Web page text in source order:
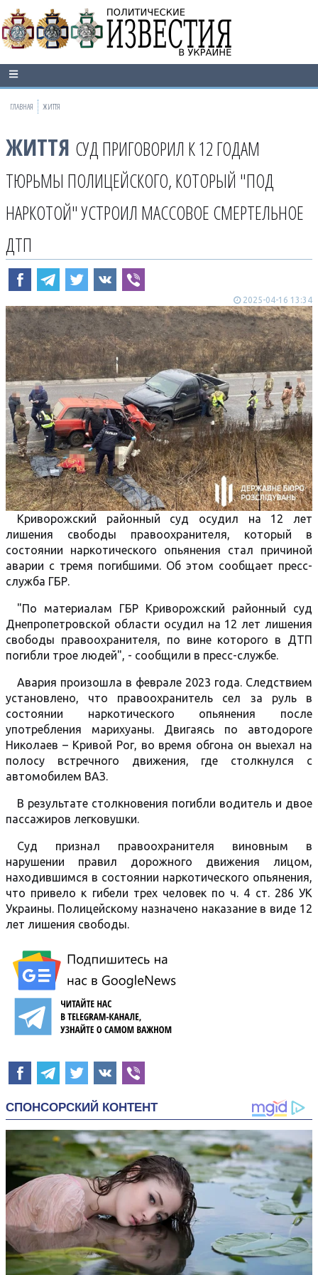
ГЛАВНАЯ ЖИТТЯ
ЖИТТЯ СУД ПРИГОВОРИЛ К 12 ГОДАМ
ТЮРЬМЫ ПОЛИЦЕЙСКОГО, КОТОРЫЙ "ПОД
НАРКОТОЙ" УСТРОИЛ МАССОВОЕ СМЕРТЕЛЬНОЕ
ДТП
2025-04-16 13:34
Криворожский районный суд осудил на 12 лет
лишения свободы правоохранителя, который в
состоянии наркотического опьянения стал причиной
аварии с тремя погибшими. Об этом сообщает пресс-
служба ГБР.
"По материалам ГБР Криворожский районный суд
Днепропетровской области осудил на 12 лет лишения
свободы правоохранителя, по вине которого в ДТП
погибли трое людей", - сообщили в пресс-службе.
Авария произошла в феврале 2023 года. Следствием
установлено, что правоохранитель сел за руль в
состоянии наркотического опьянения после
употребления марихуаны. Двигаясь по автодороге
Николаев – Кривой Рог, во время обгона он выехал на
полосу встречного движения, где столкнулся с
автомобилем ВАЗ.
В результате столкновения погибли водитель и двое
пассажиров легковушки.
Суд признал правоохранителя виновным в
нарушении правил дорожного движения лицом,
находившимся в состоянии наркотического опьянения,
что привело к гибели трех человек по ч. 4 ст. 286 УК
Украины. Полицейскому назначено наказание в виде 12
лет лишения свободы.